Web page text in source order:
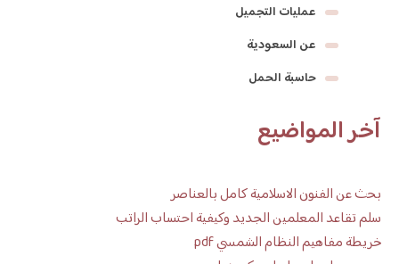
عمليات التجميل
عن السعودية
حاسبة الحمل
آخر المواضيع
بحث عن الفنون الاسلامية كامل بالعناصر
سلم تقاعد المعلمين الجديد وكيفية احتساب الراتب
خريطة مفاهيم النظام الشمسي pdf